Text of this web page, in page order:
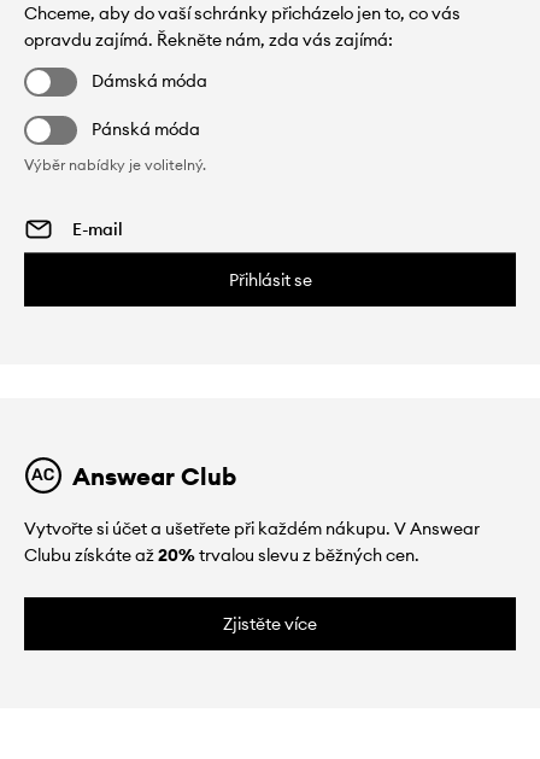
Chceme, aby do vaší schránky přicházelo jen to, co vás
opravdu zajímá. Řekněte nám, zda vás zajímá:
Dámská móda
Pánská móda
Výběr nabídky je volitelný.
Přihlásit se
Answear Club
Vytvořte si účet a ušetřete při každém nákupu. V Answear
Clubu získáte až20%trvalou slevu z běžných cen.
Zjistěte více